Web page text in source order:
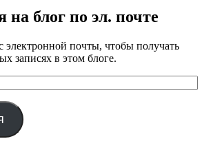
на блог по эл. почте
электронной почты, чтобы получать
записях в этом блоге.